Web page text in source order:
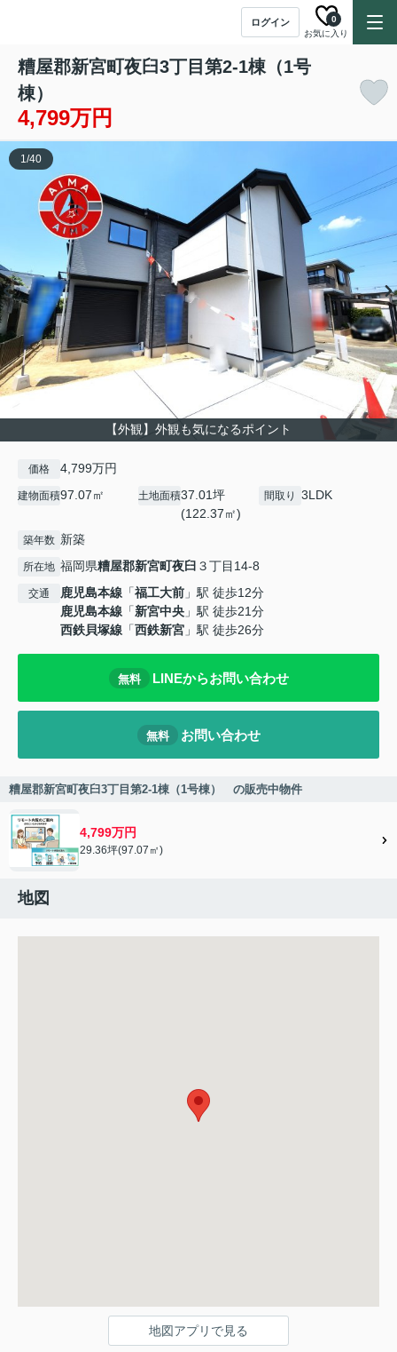
ログイン
お気に入り
0
糟屋郡新宮町夜臼3丁目第2-1棟（1号
棟）
4,799万円
【外観】外観も気になるポイント
1/40
価格 4,799万円
建物面積97.07㎡ 土地面積37.01坪
(122.37㎡)
間取り 3LDK
築年数 新築
所在地 福岡県糟屋郡新宮町夜臼 ３丁目14-8
交通 鹿児島本線 「福工大前 」駅 徒歩12分
鹿児島本線 「新宮中央 」駅 徒歩21分
西鉄貝塚線 「西鉄新宮 」駅 徒歩26分
無料 LINEからお問い合わせ
無料 お問い合わせ
糟屋郡新宮町夜臼3丁目第2-1棟（1号棟） の販売中物件
4,799万円
29.36坪(97.07㎡)
地図
地図アプリで見る